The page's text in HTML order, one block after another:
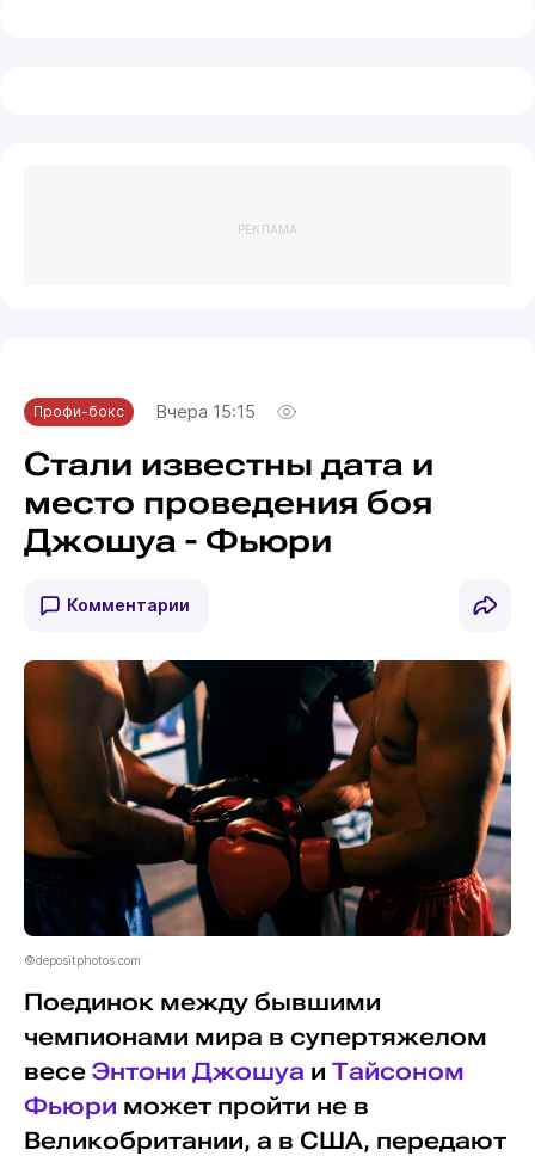
РЕКЛАМА
Профи-бокс Вчера 15:15
Стали известны дата и
место проведения боя
Джошуа - Фьюри
Комментарии
©depositphotos.com
Поединок между бывшими
чемпионами мира в супертяжелом
весе Энтони Джошуа и Тайсоном
Фьюри может пройти не в
Великобритании, а в США, передают